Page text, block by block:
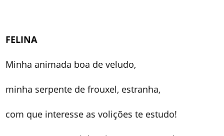
FELINA
Minha animada boa de veludo,
minha serpente de frouxel, estranha,
com que interesse as volições te estudo!